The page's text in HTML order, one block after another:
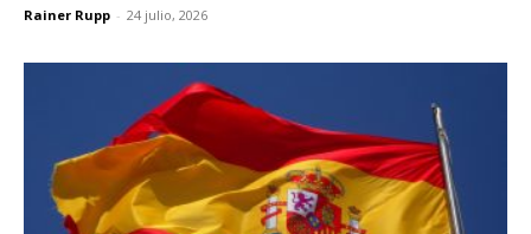
Rainer Rupp - 24 julio, 2026